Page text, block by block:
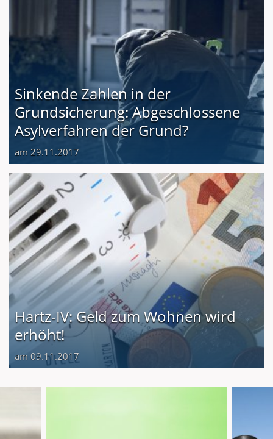
Sinkende Zahlen in der
Grundsicherung: Abgeschlossene
Asylverfahren der Grund?
am 29.11.2017
Hartz-IV: Geld zum Wohnen wird
erhöht!
am 09.11.2017